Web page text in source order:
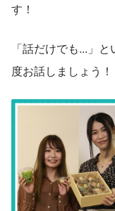
す！
「話だけでも...」
度お話しましょう！